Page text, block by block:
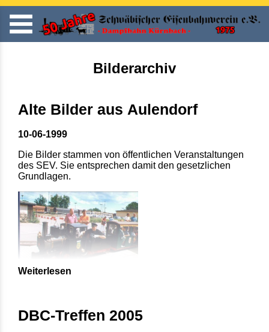
Bilderarchiv
Alte Bilder aus Aulendorf
10-06-1999
Die Bilder stammen von öffentlichen Veranstaltungen
des SEV. Sie entsprechen damit den gesetzlichen
Grundlagen.
Weiterlesen
DBC-Treffen 2005